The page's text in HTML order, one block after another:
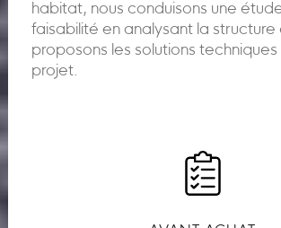
habitat, nous conduisons une
faisabilité en analysant la
proposons les solutions
projet.